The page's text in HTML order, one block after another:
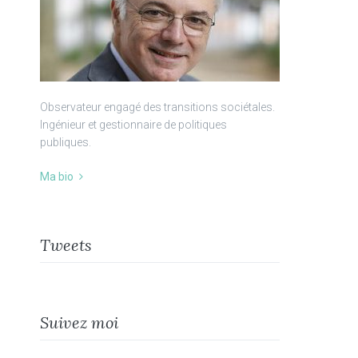
Observateur engagé des transitions sociétales.
Ingénieur et gestionnaire de politiques
publiques.
Ma bio
Tweets
Suivez moi